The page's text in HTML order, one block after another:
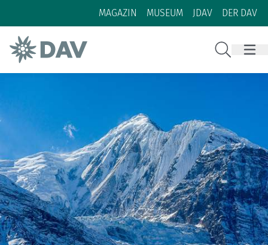
Zum Inhalt
Zur Footer-Navigation
MAGAZIN MUSEUM JDAV DER DAV